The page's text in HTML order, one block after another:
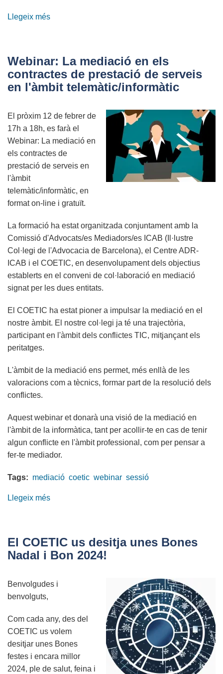
Llegeix més
en
la
difusió
premis
RURALapps
2024
Webinar: La mediació en els
contractes de prestació de serveis
en l'àmbit telemàtic/informàtic
El pròxim 12 de febrer de
17h a 18h, es farà el
Webinar: La mediació en
els contractes de
prestació de serveis en
l'àmbit
telemàtic/informàtic, en
format on-line i gratuït.
La formació ha estat organitzada conjuntament amb la
Comissió d'Advocats/es Mediadors/es ICAB (Il·lustre
Col·legi de l'Advocacia de Barcelona), el Centre ADR-
ICAB i el COETIC, en desenvolupament dels objectius
establerts en el conveni de col·laboració en mediació
signat per les dues entitats.
El COETIC ha estat pioner a impulsar la mediació en el
nostre àmbit. El nostre col·legi ja té una trajectòria,
participant en l'àmbit dels conflictes TIC, mitjançant els
peritatges.
L'àmbit de la mediació ens permet, més enllà de les
valoracions com a tècnics, formar part de la resolució dels
conflictes.
Aquest webinar et donarà una visió de la mediació en
l'àmbit de la informàtica, tant per acollir-te en cas de tenir
algun conflicte en l'àmbit professional, com per pensar a
fer-te mediador.
Tags: mediació coetic webinar sessió
Llegeix més
en
els
de
serveis
en
l'àmbit
telemàtic/informàtic
El COETIC us desitja unes Bones
Nadal i Bon 2024!
Benvolgudes i
benvolguts,
Com cada any, des del
COETIC us volem
desitjar unes Bones
festes i encara millor
2024, ple de salut, feina i